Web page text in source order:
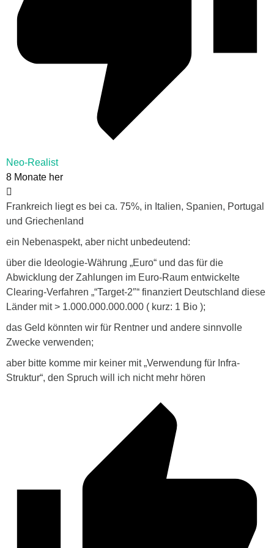
Neo-Realist
8 Monate her
Frankreich liegt es bei ca. 75%, in Italien, Spanien, Portugal
und Griechenland
ein Nebenaspekt, aber nicht unbedeutend:
über die Ideologie-Währung „Euro“ und das für die
Abwicklung der Zahlungen im Euro-Raum entwickelte
Clearing-Verfahren „“Target-2″“ finanziert Deutschland diese
Länder mit > 1.000.000.000.000 ( kurz: 1 Bio );
das Geld könnten wir für Rentner und andere sinnvolle
Zwecke verwenden;
aber bitte komme mir keiner mit „Verwendung für Infra-
Struktur“, den Spruch will ich nicht mehr hören